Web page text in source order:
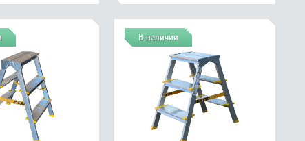
В наличии